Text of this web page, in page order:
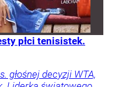
płci tenisistek.
głośnej decyzji WTA,